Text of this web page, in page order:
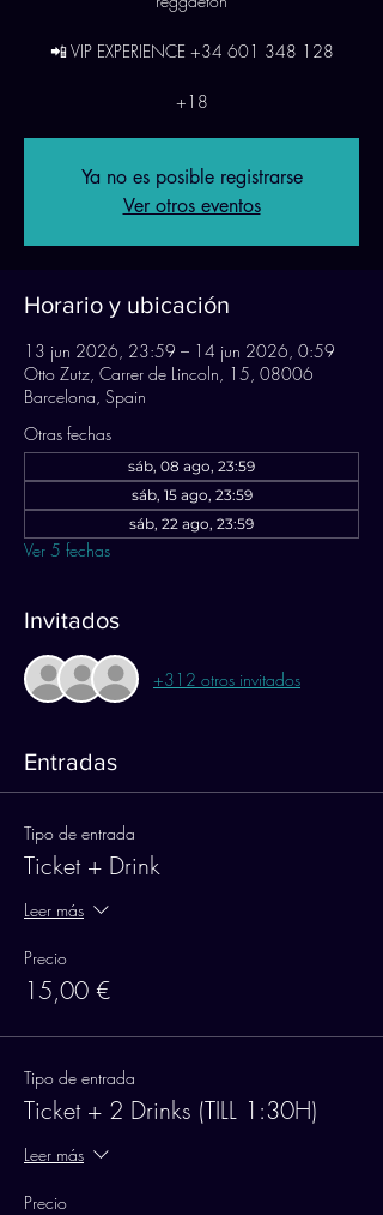
📲 VIP EXPERIENCE +34 601 348 128
+18
Ya no es posible registrarse
Ver otros eventos
Horario y ubicación
13 jun 2026, 23:59 – 14 jun 2026, 0:59
Otto Zutz, Carrer de Lincoln, 15, 08006
Barcelona, Spain
Otras fechas
sáb, 08 ago, 23:59
sáb, 15 ago, 23:59
sáb, 22 ago, 23:59
Ver 5 fechas
Invitados
+312 otros invitados
Entradas
Tipo de entrada
Ticket + Drink
Leer más
Precio
15,00 €
Tipo de entrada
Ticket + 2 Drinks (TILL 1:30H)
Leer más
Precio